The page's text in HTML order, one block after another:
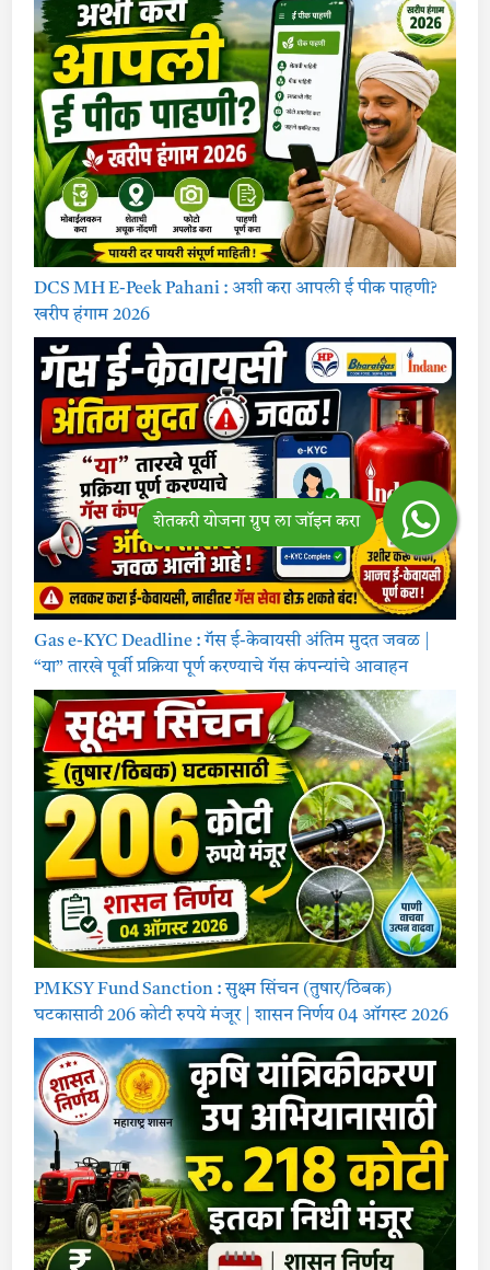
DCS MH E-Peek Pahani : अशी करा आपली ई पीक पाहणी?
खरीप हंगाम 2026
Gas e-KYC Deadline : गॅस ई-केवायसी अंतिम मुदत जवळ |
“या” तारखे पूर्वी प्रक्रिया पूर्ण करण्याचे गॅस कंपन्यांचे आवाहन
PMKSY Fund Sanction : सुक्ष्म सिंचन (तुषार/ठिबक)
घटकासाठी 206 कोटी रुपये मंजूर | शासन निर्णय 04 ऑगस्ट 2026